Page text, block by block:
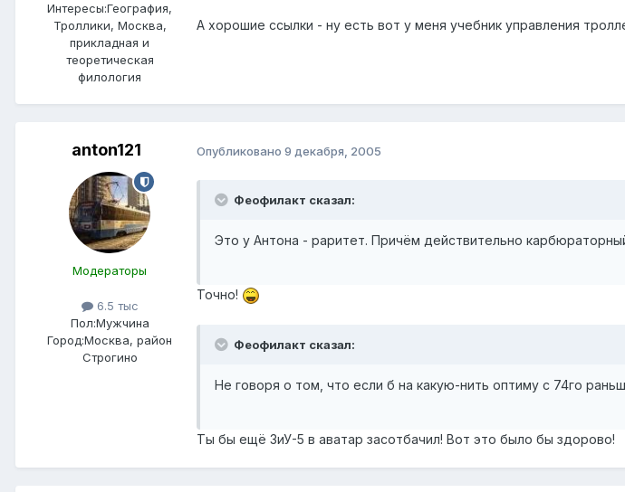
Интересы:География,
Троллики, Москва,
прикладная и
теоретическая
филология
А хорошие ссылки - ну есть вот у меня учебник управления
anton121
Модераторы
6.5 тыс
Пол:Мужчина
Город:Москва, район
Строгино
Опубликовано 9 декабря, 2005
Феофилакт сказал:
Это у Антона - раритет. Причём действительно
Точно!
Феофилакт сказал:
Не говоря о том, что если б на какую-нить оптиму с 74го
Ты бы ещё ЗиУ-5 в аватар засотбачил! Вот это было бы здорово!